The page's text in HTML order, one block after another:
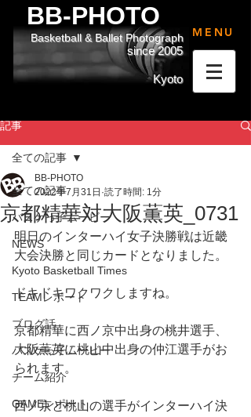
BB-PHOTO
since 2005
Basketball & Ballet Photograph
Kyoto
MENU
記事
全ての記事
バスケっ子ムービー
NEWS
Kyoto Basketball Times
TEAMレポート
ブログ話
バスケっ子ムービー
チーム紹介
GAMEレポート
全ての記事
京都精華対大阪薫英_0731
BB-PHOTO
2022年7月31日 読了時間: 1分
明日のインターハイ女子決勝戦は近畿
大会決勝と同じカードとなりました。
ドキドキワクワクしますね。
京都精華に西ノ京中出身の桃井選手、
大阪薫英に桃山中出身の仲江選手がお
られます。
西ノ京と桃山の選手がインターハイ決